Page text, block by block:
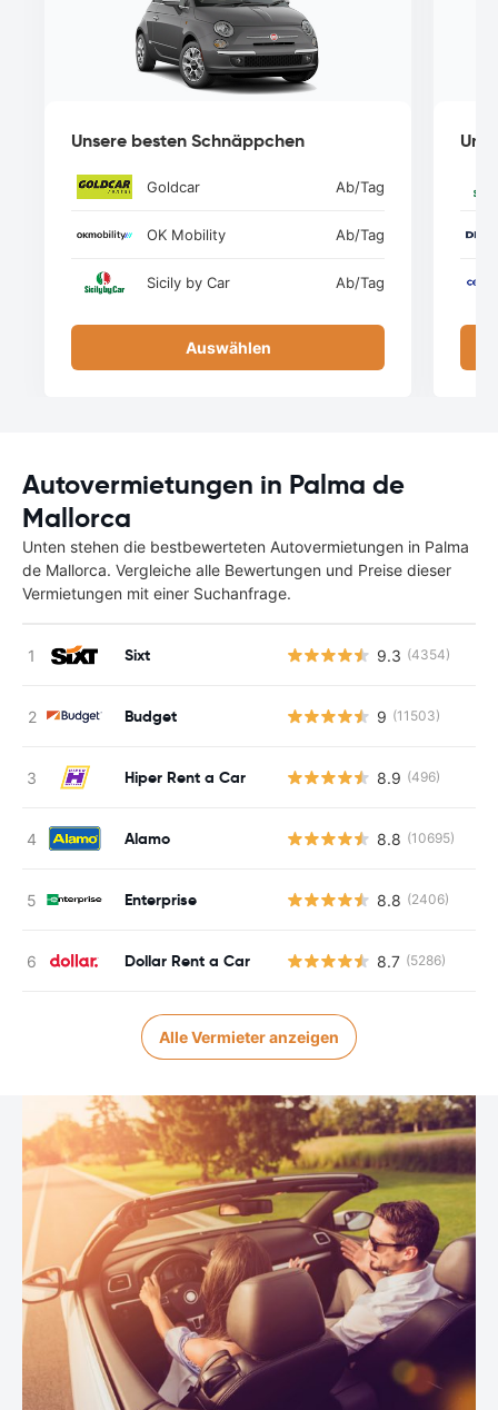
Unsere besten Schnäppchen
Goldcar Ab/Tag
OK Mobility Ab/Tag
Sicily by Car Ab/Tag
Auswählen
Autovermietungen in Palma de
Mallorca
Unten stehen die bestbewerteten Autovermietungen in Palma
de Mallorca. Vergleiche alle Bewertungen und Preise dieser
Vermietungen mit einer Suchanfrage.
Sixt 9.3 (4354)
Budget 9 (11503)
Hiper Rent a Car 8.9 (496)
Alamo 8.8 (10695)
Enterprise 8.8 (2406)
Dollar Rent a Car 8.7 (5286)
Alle Vermieter anzeigen